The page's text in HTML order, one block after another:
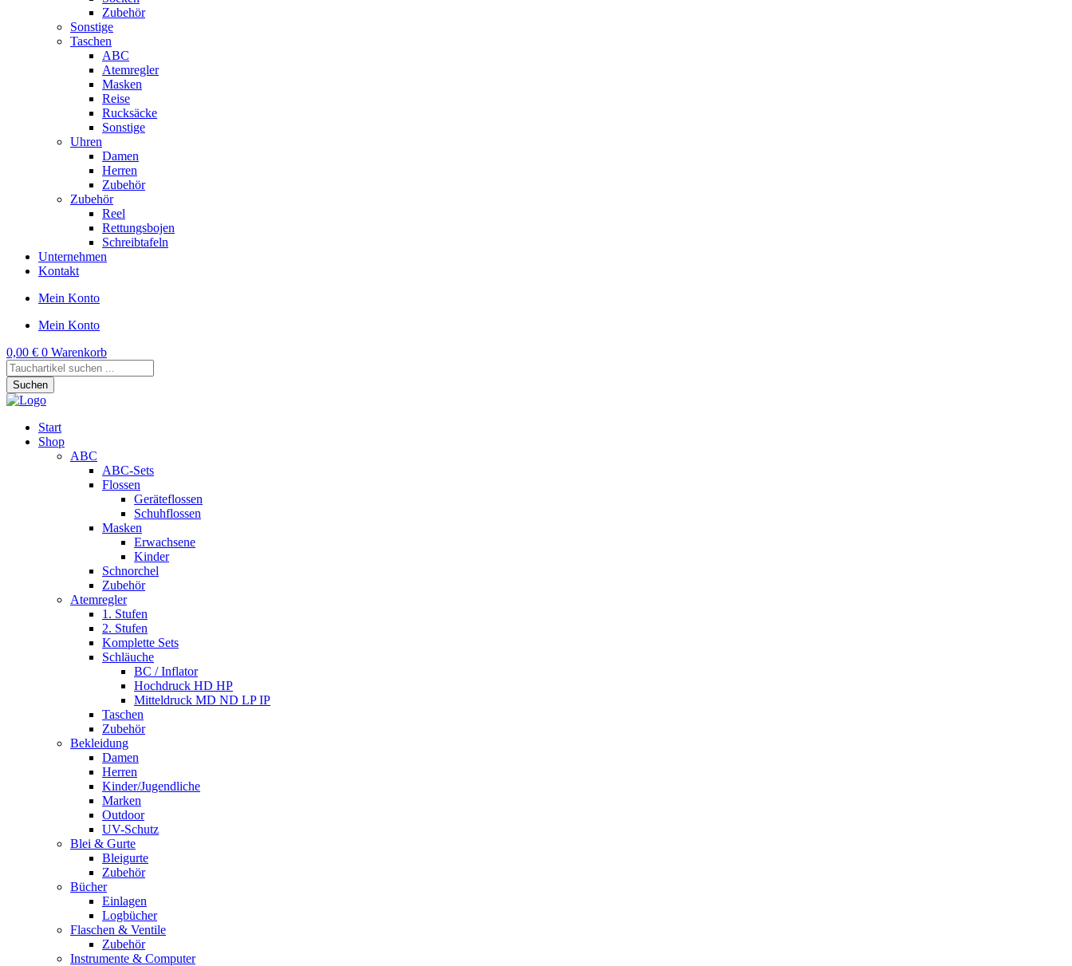
Zubehör
Sonstige
Taschen
ABC
Atemregler
Masken
Reise
Rucksäcke
Sonstige
Uhren
Damen
Herren
Zubehör
Zubehör
Reel
Rettungsbojen
Schreibtafeln
Unternehmen
Kontakt
Mein Konto
Mein Konto
0,00 € 0 Warenkorb
Products
search
Suchen
Start
Shop
ABC
ABC-Sets
Flossen
Geräteflossen
Schuhflossen
Masken
Erwachsene
Kinder
Schnorchel
Zubehör
Atemregler
1. Stufen
2. Stufen
Komplette Sets
Schläuche
BC / Inflator
Hochdruck HD HP
Mitteldruck MD ND LP IP
Taschen
Zubehör
Bekleidung
Damen
Herren
Kinder/Jugendliche
Marken
Outdoor
UV-Schutz
Blei & Gurte
Bleigurte
Zubehör
Bücher
Einlagen
Logbücher
Flaschen & Ventile
Zubehör
Instrumente & Computer